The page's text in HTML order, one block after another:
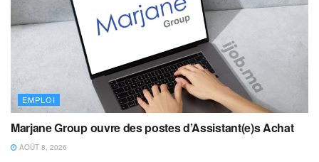
EMPLOI
Marjane Group ouvre des postes d’Assistant(e)s Achat
AOÛT 8, 2026